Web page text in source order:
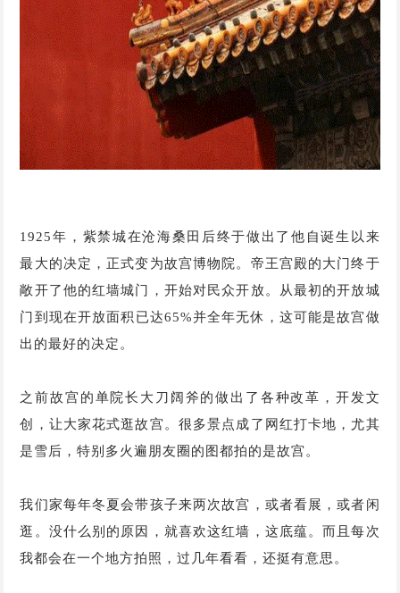
1925年，紫禁城在沧海桑田后终于做出了他自诞生以来
最大的决定，正式变为故宫博物院。帝王宫殿的大门终于
敞开了他的红墙城门，开始对民众开放。从最初的开放城
门到现在开放面积已达65%并全年无休，这可能是故宫做
出的最好的决定。
之前故宫的单院长大刀阔斧的做出了各种改革，开发文
创，让大家花式逛故宫。很多景点成了网红打卡地，尤其
是雪后，特别多火遍朋友圈的图都拍的是故宫。
我们家每年冬夏会带孩子来两次故宫，或者看展，或者闲
逛。没什么别的原因，就喜欢这红墙，这底蕴。而且每次
我都会在一个地方拍照，过几年看看，还挺有意思。